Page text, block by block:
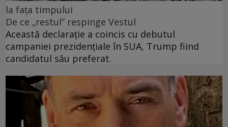
la fața timpului
De ce „restul” respinge Vestul
Această declarație a coincis cu debutul
campaniei prezidențiale în SUA, Trump fiind
candidatul său preferat.